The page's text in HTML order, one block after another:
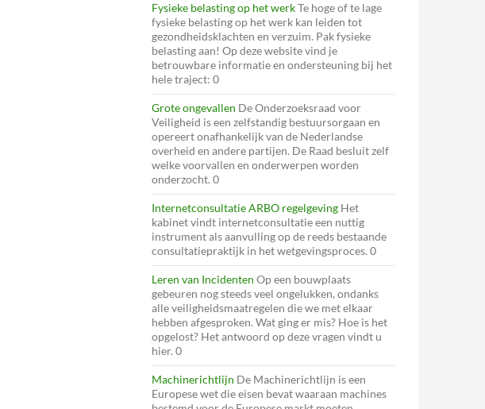
Fysieke belasting op het werkTe hoge of te lage
fysieke belasting op het werk kan leiden tot
gezondheidsklachten en verzuim. Pak fysieke
belasting aan! Op deze website vind je
betrouwbare informatie en ondersteuning bij het
hele traject: 0
Grote ongevallen De Onderzoeksraad voor
Veiligheid is een zelfstandig bestuursorgaan en
opereert onafhankelijk van de Nederlandse
overheid en andere partijen. De Raad besluit zelf
welke voorvallen en onderwerpen worden
onderzocht. 0
Internetconsultatie ARBO regelgeving Het
kabinet vindt internetconsultatie een nuttig
instrument als aanvulling op de reeds bestaande
consultatiepraktijk in het wetgevingsproces. 0
Leren van Incidenten Op een bouwplaats
gebeuren nog steeds veel ongelukken, ondanks
alle veiligheidsmaatregelen die we met elkaar
hebben afgesproken. Wat ging er mis? Hoe is het
opgelost? Het antwoord op deze vragen vindt u
hier. 0
Machinerichtlijn De Machinerichtlijn is een
Europese wet die eisen bevat waaraan machines